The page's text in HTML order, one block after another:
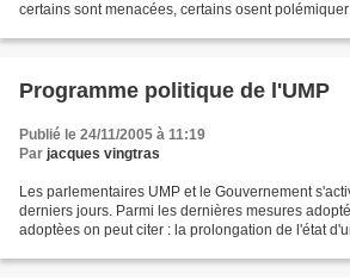
certains sont menacées, certains osent
Programme politique de l'UMP
Publié le 24/11/2005 à 11:19
Par jacques vingtras
Les parlementaires UMP et le Gouvernement
derniers jours. Parmi les dernières mesures
adoptèes on peut citer : la prolongation de l'état